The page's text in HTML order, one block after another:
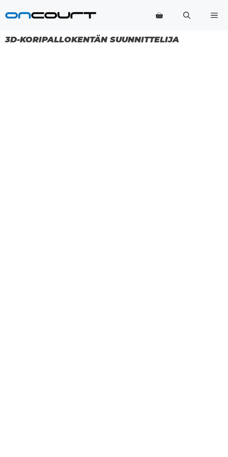
sisältöön
3D-KORIPALLOKENTÄN SUUNNITTELIJA